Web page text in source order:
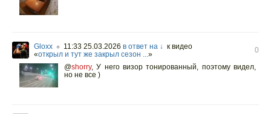
Gloxx ○ 11:33 25.03.2026 в ответ на ↓ к видео
«открыл и тут же закрыл сезон ...»
0
@shorry, У него визор тонированный, поэтому видел,
но не все )